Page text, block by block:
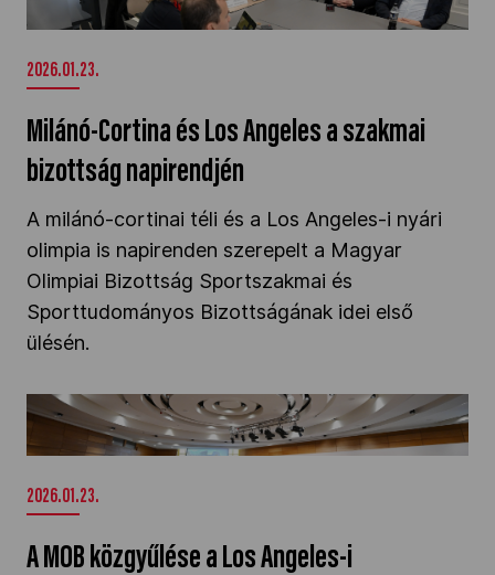
bizottság napirendjén" />
2026.01.23.
Milánó-Cortina és Los Angeles a szakmai
bizottság napirendjén
A milánó-cortinai téli és a Los Angeles-i nyári
olimpia is napirenden szerepelt a Magyar
Olimpiai Bizottság Sportszakmai és
Sporttudományos Bizottságának idei első
ülésén.
A MOB közgyűlése a Los Angeles-i részvételről
is döntött" />
2026.01.23.
A MOB közgyűlése a Los Angeles-i